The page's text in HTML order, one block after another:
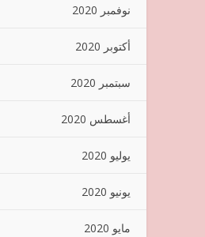
نوفمبر 2020
أكتوبر 2020
سبتمبر 2020
أغسطس 2020
يوليو 2020
يونيو 2020
مايو 2020